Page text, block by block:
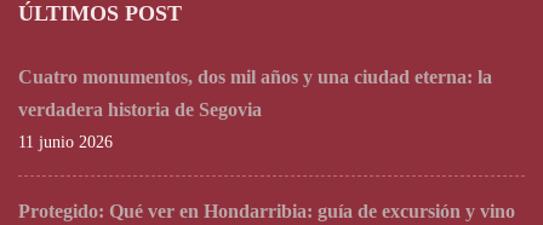
ÚLTIMOS POST
Cuatro monumentos, dos mil años y una ciudad eterna: la
verdadera historia de Segovia
11 junio 2026
Protegido: Qué ver en Hondarribia: guía de excursión y vino